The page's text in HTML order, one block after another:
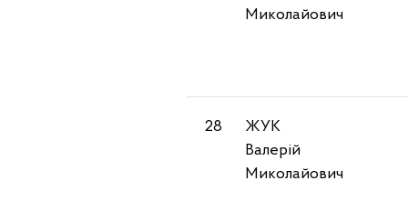
Миколайович
28
ЖУК
Валерій
Миколайович